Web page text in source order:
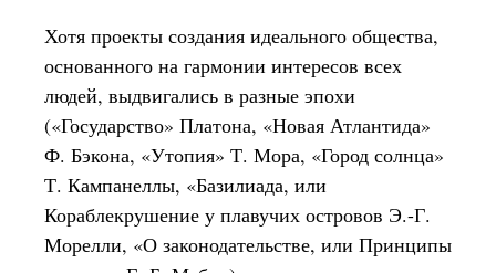
Хотя проекты создания идеального общества,
основанного на гармонии интересов всех
людей, выдвигались в разные эпохи
(«Государство» Платона, «Новая Атлантида»
Ф. Бэкона, «Утопия» Т. Мора, «Город солнца»
Т. Кампанеллы, «Базилиада, или
Кораблекрушение у плавучих островов Э.-Г.
Морелли, «О законодательстве, или Принципы